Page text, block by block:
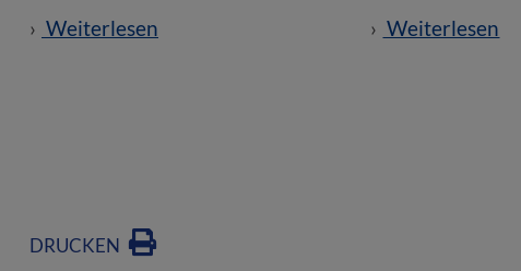
Weiterlesen
Weiterlesen
DRUCKEN